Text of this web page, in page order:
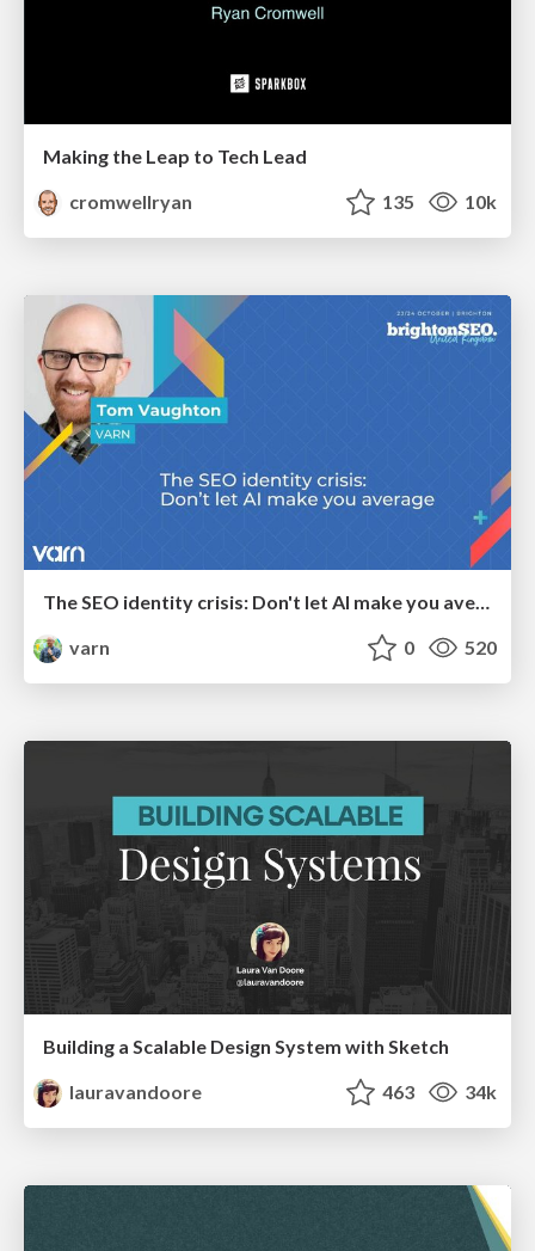
Making the Leap to Tech Lead
cromwellryan
135 10k
varn
0 520
Building a Scalable Design System with Sketch
lauravandoore
463 34k